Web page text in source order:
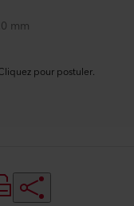
mm
pour postuler.